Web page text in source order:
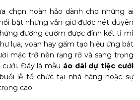
chọn hoàn hảo dành cho những ai
bật nhưng vẫn giữ được nét duyên
đường cườm được đính kết tỉ mỉ
lụa, voan hay gấm tạo hiệu ứng bắt
mặc trở nên rạng rỡ và sang trọng
Đây là mẫu áo dài dự tiệc cưới
lễ tổ chức tại nhà hàng hoặc sự
cao.